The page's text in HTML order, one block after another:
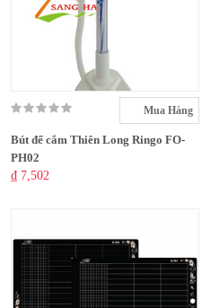
Mua Hàng
Bút đế cắm Thiên Long Ringo FO-
PH02
₫ 7,502